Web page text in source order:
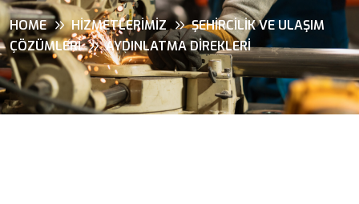
HOME HIZMETLERIMIZ
ŞEHIRCILIK VE ULAŞIM
ÇÖZÜMLERI
AYDINLATMA DIREKLERI